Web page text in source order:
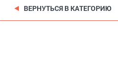
ВЕРНУТЬСЯ В КАТЕГОРИЮ